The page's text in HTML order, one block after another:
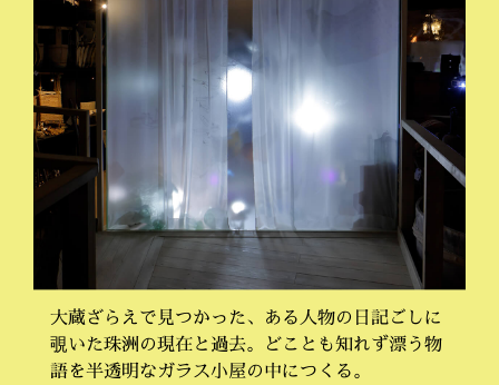
大蔵ざらえで見つかった、ある人物の日記ごしに
覗いた珠洲の現在と過去。どことも知れず漂う物
語を半透明なガラス小屋の中につくる。